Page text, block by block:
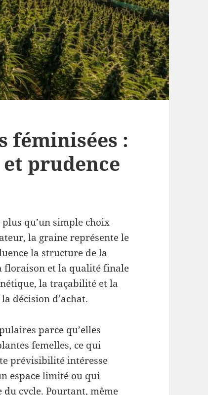
féminisées :
prudence
qu’un simple choix
la graine représente le
la structure de la
floraison et la qualité finale
la traçabilité et la
décision d’achat.
parce qu’elles
femelles, ce qui
prévisibilité intéresse
espace limité ou qui
cycle. Pourtant, même